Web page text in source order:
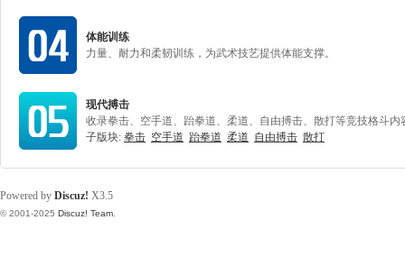
体能训练
力量、耐力和柔韧训练，为武术技艺提供体能支撑。
现代搏击
收录拳击、空手道、跆拳道、柔道、自由搏击、散打等竞技格斗内
子版块: 拳击 空手道 跆拳道 柔道 自由搏击 散打
Powered by Discuz! X3.5
© 2001-2025 Discuz! Team